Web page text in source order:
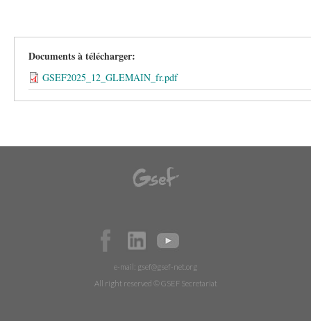
Documents à télécharger:
GSEF2025_12_GLEMAIN_fr.pdf
e-mail: gsef@gsef-net.org
All right reserved © GSEF Secretariat